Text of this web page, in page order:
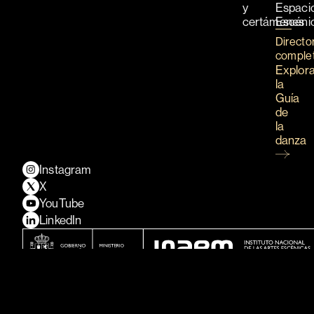
y
certámenes
la
Guía
de
la
danza
Instagram
X
YouTube
LinkedIn